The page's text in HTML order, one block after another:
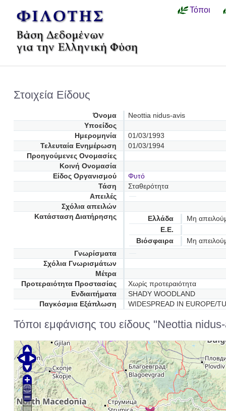
Τόποι
Στοιχεία Είδους
Όνομα
Neottia nidus-avis
Υποείδος
Ημερομηνία
01/03/1993
Τελευταία Ενημέρωση
01/03/1994
Προηγούμενες Oνομασίες
Κοινή Ονομασία
Είδος Οργανισμού
Φυτό
Τάση
Σταθερότητα
Απειλές
Σχόλια απειλών
Κατάσταση Διατήρησης
Ελλάδα
Μη
Ε.Ε.
Βιόσφαιρα
Μη
Γνωρίσματα
Σχόλια Γνωρισμάτων
Μέτρα
Προτεραιότητα Προστασίας
Χωρίς προτεραιότητα
Ενδιαιτήματα
SHADY WOODLAND
Παγκόσμια Εξάπλωση
WIDESPREAD IN EUROPE/
Τόποι εμφάνισης του είδους "Neottia